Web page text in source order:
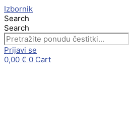
Skip
to
content
Izbornik
Search
Search
Prijavi se
0,00 € 0 Cart